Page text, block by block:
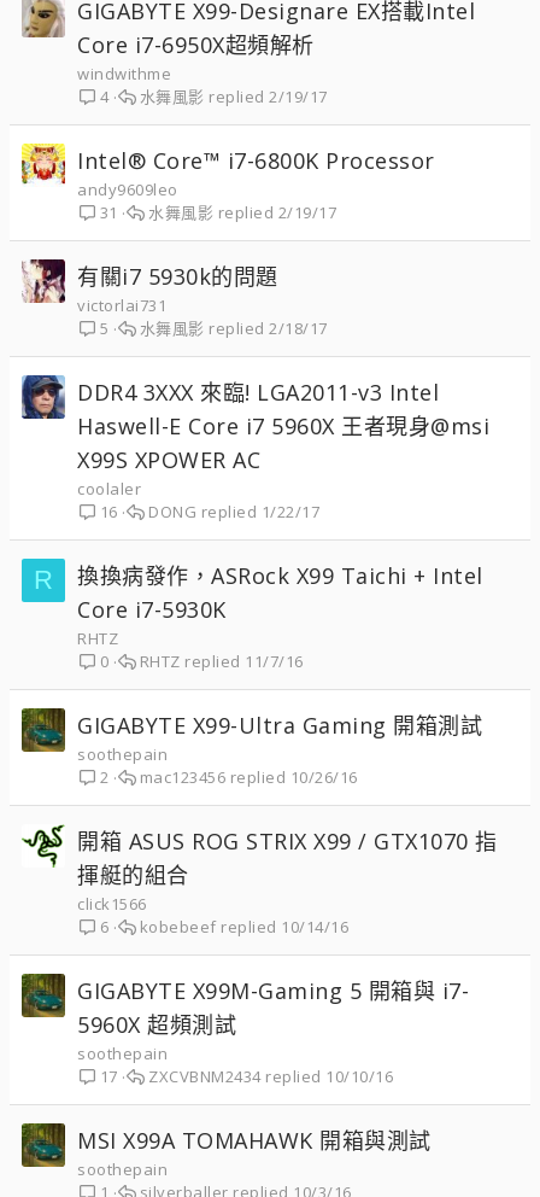
GIGABYTE X99-Designare EX搭載Intel
Core i7-6950X超頻解析
windwithme
4
2/19/17
水舞風影
Intel® Core™ i7-6800K Processor
andy9609leo
31
2/19/17
水舞風影
有關i7 5930k的問題
victorlai731
5
2/18/17
水舞風影
DDR4 3XXX 來臨! LGA2011-v3 Intel
Haswell-E Core i7 5960X 王者現身@msi
X99S XPOWER AC
coolaler
16
1/22/17
DONG
R
換換病發作，ASRock X99 Taichi + Intel
Core i7-5930K
RHTZ
0
11/7/16
RHTZ
GIGABYTE X99-Ultra Gaming 開箱測試
soothepain
2
10/26/16
mac123456
開箱 ASUS ROG STRIX X99 / GTX1070 指
揮艇的組合
click1566
6
10/14/16
kobebeef
GIGABYTE X99M-Gaming 5 開箱與 i7-
5960X 超頻測試
soothepain
17
10/10/16
ZXCVBNM2434
MSI X99A TOMAHAWK 開箱與測試
soothepain
10/3/16
silverballer